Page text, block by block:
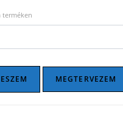
terméken
MEGTERVEZEM